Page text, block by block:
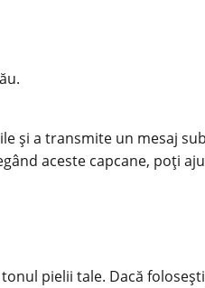
și a transmite un mesaj
aceste capcane, poți
tonul pielii tale. Dacă